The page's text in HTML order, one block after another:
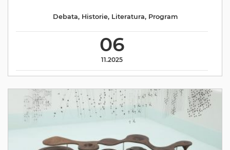
06
11.2025
Debata, Historie, Literatura, Program